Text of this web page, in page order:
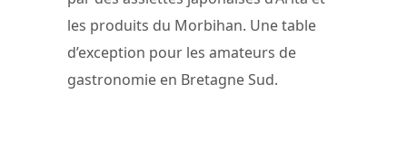
les produits du Morbihan. Une table
d’exception pour les amateurs de
gastronomie en Bretagne Sud.